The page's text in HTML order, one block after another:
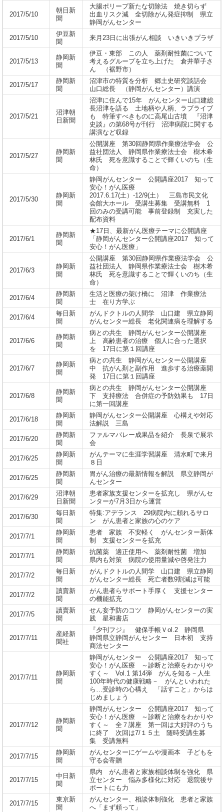
2017/5/10
朝日新
聞
大腸ポリープ新たな切除法 焼き切らず
出血リスク減 全切除がん発症抑制 県立
静岡がんセンター
2017/5/10
伊豆新
聞
来月23日に出張がん相談 いきいきプラザ
2017/5/13
静岡新
聞
伊豆・東部 この人 薬剤耐性菌について
考えるグループを立ち上げた 倉井華子さ
ん （裾野市）
2017/5/17
静岡新
聞
沼津市の特質を分析 郷土史研究談話会
山口総長 （静岡がんセンター）講演
2017/5/21
沼津朝
日新聞
沼津に住んで15年 がんセンター山口建総
長沼津を語る 土地柄や人柄、ラブライブ
も 特筆すべきものに高尾山古墳 『沼津
史談』の第68号が刊行 沼津病院に関する
講演など収録
2017/5/27
静岡新
聞
公開講座 第30回静岡県作業療法学会 公
益社団法人 静岡県作業療法士会 樹木希
林氏 死を意識することで輝くいのち（生
命）
2017/5/30
静岡新
聞
静岡がんセンター 公開講座2017 知って
安心！がん医療
2017.6.17(土）-12/9(土） 三島市民文化
会館大ホール 受講生募集 受講無料 1
回のみの受講可能 事前登録制 充実した
配布資料
2017/6/1
静岡新
聞
★17日、最新がん医療テーマに公開講座
「静岡がんセンター公開講座2017 知って
安心！がん医療」
2017/6/3
静岡新
聞
公開講座 第30回静岡県作業療法学会 公
益社団法人 静岡県作業療法士会 樹木希
林氏 死を意識することで輝くいのち（生
命）
2017/6/4
静岡新
聞
生活と医療の架け橋に 沼津 作業療法
士 在り方学ぶ
2017/6/4
毎日新
聞
がんドクトルの人間学 山口建 県立静岡
がんセンター総長 老化関連病を理解する
2017/6/6
静岡新
聞
病との共生 静岡がんセンター公開講座
上 高齢患者の治療 個人に合った選択
を 17日に第１回講座
2017/6/7
静岡新
聞
病との共生 静岡がんセンター公開講座
中 抗がん剤と副作用 進歩する治療薬開
発 17日に第１回講座
2017/6/8
静岡新
聞
病との共生 静岡がんセンター公開講座
下 支持療法 合併症の予防効果も 17日
に第一回講座
2017/6/18
静岡新
聞
静岡がんセンター公開講座 心構えや対応
法解説 三島
2017/6/20
静岡新
聞
ファルマバレー成果品を紹介 長泉で展示
会
2017/6/25
静岡新
聞
がんテーマに生涯学習講座 清水町で来月
８日
2017/6/25
静岡新
聞
胃がん治療の最新情報を解説 県立静岡が
んセンター
2017/6/29
沼津朝
日新聞
患者家族支援センターを拡充し 県がんセ
ンターが7月3日から運営
2017/6/30
毎日新
聞
特集:アデランス 29病院内に頼れるサロ
ン がん患者と家族の心のケア
2017/7/1
静岡新
聞
患者 家族 不安軽く がんセンター新体
制 支援センターを拡充
2017/7/1
静岡新
聞
抗菌薬 適正使用へ 薬剤耐性菌 増加
県内も対策 病院の使用量減や啓発注力
2017/7/2
毎日新
聞
がんドクトルの人間学 山口建 県立静岡
がんセンター総長 死亡者数9割減は可能
2017/7/2
讀賣新
聞
がん患者らサポート手厚く 支援センター
の機能拡充
2017/7/5
讀賣新
聞
せん妄予防のコツ 静岡がんセンターの実
践 星和書店
2017/7/11
産経新
聞社
『夕刊フジ』 健保手帳Ｖol.2 静岡県
静岡県立静岡がんセンター 日本初 支持
商法センター
2017/7/11
静岡新
聞
静岡がんセンター 公開講座2017 知って
安心！がん医療 ～診断と治療をわかりや
すく～ Vol.1 第14弾 がんを知る－人生
100年時代の健康戦略－ がんといわれた
ら…受診時の心構え 「話すこと」からは
じめましょう
2017/7/12
静岡新
聞
静岡がんセンター 公開講座2017 知って
安心！がん医療 ～診断と治療をわかりや
すく～ 全７講座 第一回は大好評のうち
に終了 次回は7/１５土 随時受講生募
集 受講無料
2017/7/15
静岡新
聞
がんセンターにゲームや漫画本 子どもを
守る会寄贈
2017/7/15
中日新
聞
県内 がん患者と家族相談体制を強化 県
立センター 悩み多様化に対応 退院後サ
ポートにも力
2017/7/15
東京新
聞
がんセンター、相談体制強化 患者と家族
へ「まず頼って」